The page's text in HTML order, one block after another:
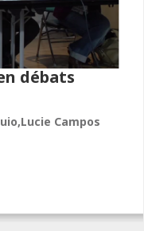
débats
Campos